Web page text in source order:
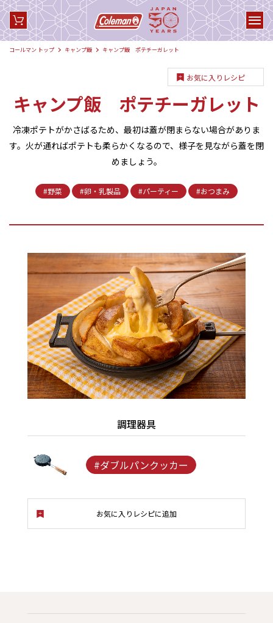
コールマン トップ キャンプ飯 キャンプ飯 ポテチーガレット
お気に入りレシピ
キャンプ飯 ポテチーガレット
冷凍ポテトがかさばるため、最初は蓋が閉まらない場合がありま
す。火が通ればポテトも柔らかくなるので、様子を見ながら蓋を閉
めましょう。
#野菜 #卵・乳製品 #パーティー #おつまみ
調理器具
#ダブルパンクッカー
お気に入りレシピに追加